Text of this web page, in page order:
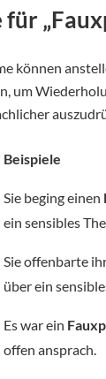
können
um
Beispiele
Sie beging einen
ein sensibles
Sie offenbarte
über ein
Es war ein ⁣
offen ansprach.